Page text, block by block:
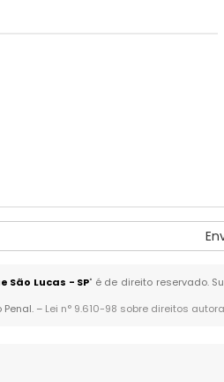
São Lucas - SP" é de direito reservado.
– Lei n° 9.610-98 sobre direitos